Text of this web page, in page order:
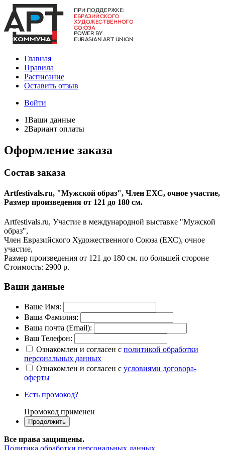
Главная
Правила
Расписание
Оставить отзыв
Войти
1Ваши данные
2Вариант оплаты
Оформление заказа
Состав заказа
Artfestivals.ru, "Мужской образ", Член ЕХС, очное участие,
Размер произведения от 121 до 180 см.
Artfestivals.ru, Участие в международной выставке "Мужской
образ",
Член Евразийского Художественного Союза (ЕХС), очное
участие,
Размер произведения от 121 до 180 см. по большей стороне
Стоимость: 2900 р.
Ваши данные
Ваше Имя:
Ваша Фамилия:
Ваша почта (Email):
Ваш Телефон:
Ознакомлен и согласен с политикой обработки
персональных данных
Ознакомлен и согласен с условиями договора-
оферты
Есть промокод?
Промокод применен
Все права защищены.
Политика обработки персональных данных